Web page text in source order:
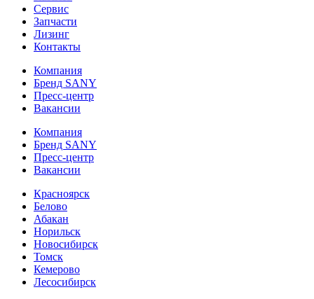
Сервис
Запчасти
Лизинг
Контакты
Компания
Бренд SANY
Пресс-центр
Вакансии
Компания
Бренд SANY
Пресс-центр
Вакансии
Красноярск
Белово
Абакан
Норильск
Новосибирск
Томск
Кемерово
Лесосибирск